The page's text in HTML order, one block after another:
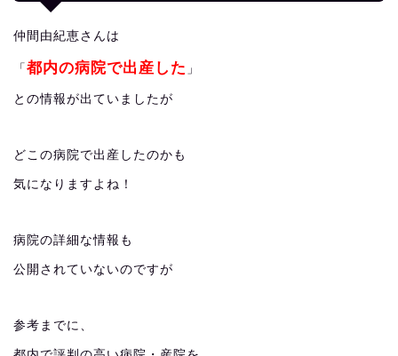
仲間由紀恵さんは
「 都内の病院で出産した 」
との情報が出ていましたが
どこの病院で出産したのかも
気になりますよね！
病院の詳細な情報も
公開されていないのですが
参考までに、